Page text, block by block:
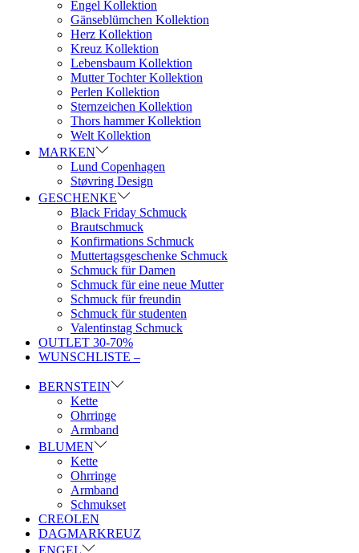
Engel Kollektion
Gänseblümchen Kollektion
Herz Kollektion
Kreuz Kollektion
Lebensbaum Kollektion
Mutter Tochter Kollektion
Perlen Kollektion
Sternzeichen Kollektion
Thors hammer Kollektion
Welt Kollektion
MARKEN
Lund Copenhagen
Støvring Design
GESCHENKE
Black Friday Schmuck
Brautschmuck
Konfirmations Schmuck
Muttertagsgeschenke Schmuck
Schmuck für Damen
Schmuck für eine neue Mutter
Schmuck für freundin
Schmuck für studenten
Valentinstag Schmuck
OUTLET 30-70%
WUNSCHLISTE –
BERNSTEIN
Kette
Ohrringe
Armband
BLUMEN
Kette
Ohrringe
Armband
Schmukset
CREOLEN
DAGMARKREUZ
ENGEL